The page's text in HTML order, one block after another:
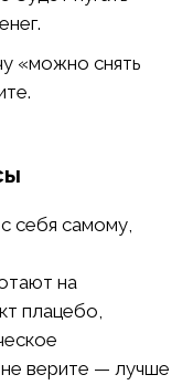
«можно снять
себя самому,
на
плацебо,
верите — лучше